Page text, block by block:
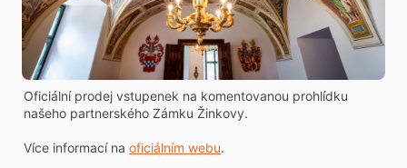
Oficiální prodej vstupenek na komentovanou prohlídku
našeho partnerského Zámku Žinkovy.
Více informací na oficiálním webu.